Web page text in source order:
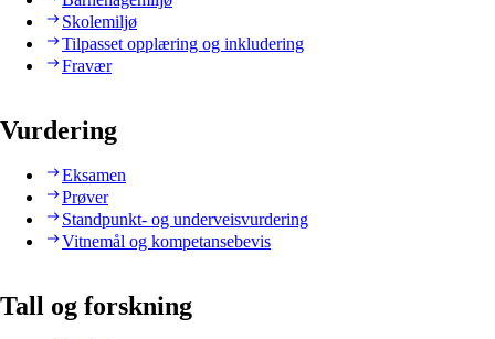
Skolemiljø
Tilpasset opplæring og inkludering
Fravær
Vurdering
Eksamen
Prøver
Standpunkt- og underveisvurdering
Vitnemål og kompetansebevis
Tall og forskning